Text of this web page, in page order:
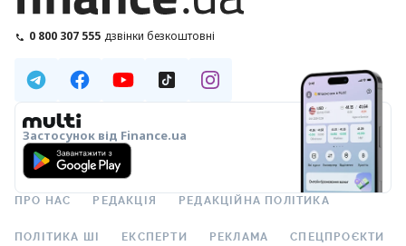
0 800 307 555 дзвінки безкоштовні
Застосунок від Finance.ua
ПРО НАС РЕДАКЦІЯ РЕДАКЦІЙНА ПОЛІТИКА
ПОЛІТИКА ШІ ЕКСПЕРТИ РЕКЛАМА СПЕЦПРОЄКТИ